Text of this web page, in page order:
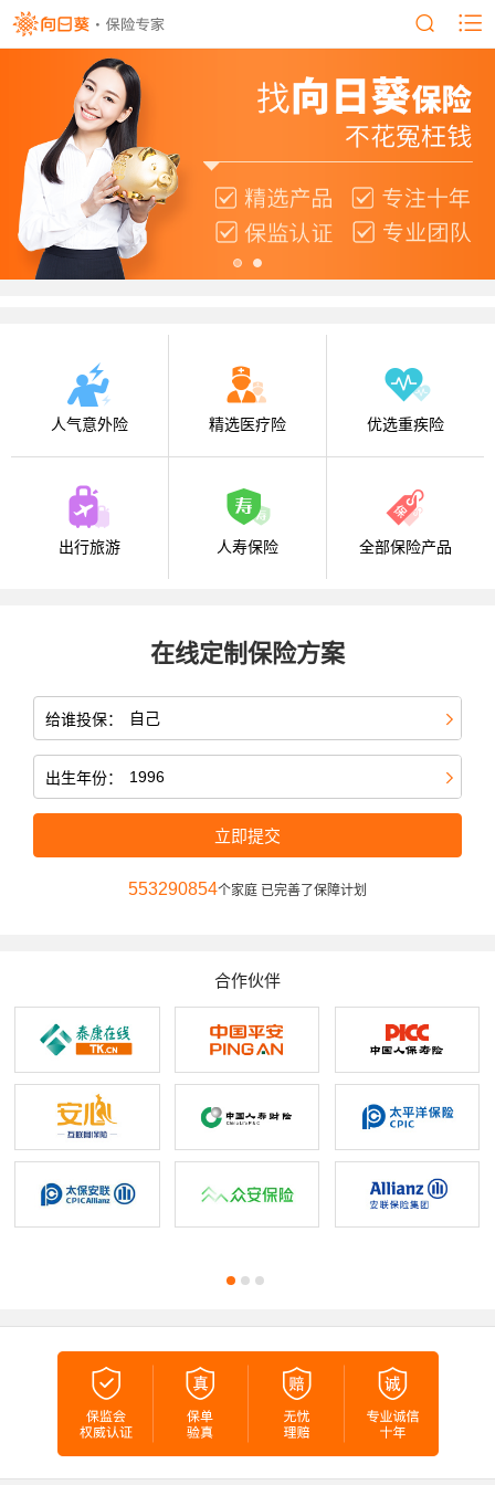
人气意外险 精选医疗险 优选重疾险
出行旅游 人寿保险 全部保险产品
在线定制保险方案
给谁投保：
出生年份：
立即提交
553290854个家庭 已完善了保障计划
合作伙伴